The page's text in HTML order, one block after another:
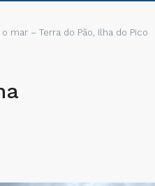
mar – Terra do Pão, Ilha do Pico